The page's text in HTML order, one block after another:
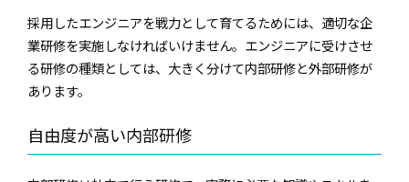
採用したエンジニアを戦力として育てるためには、適切な企
業研修を実施しなければいけません。エンジニアに受けさせ
る研修の種類としては、大きく分けて内部研修と外部研修が
あります。
自由度が高い内部研修